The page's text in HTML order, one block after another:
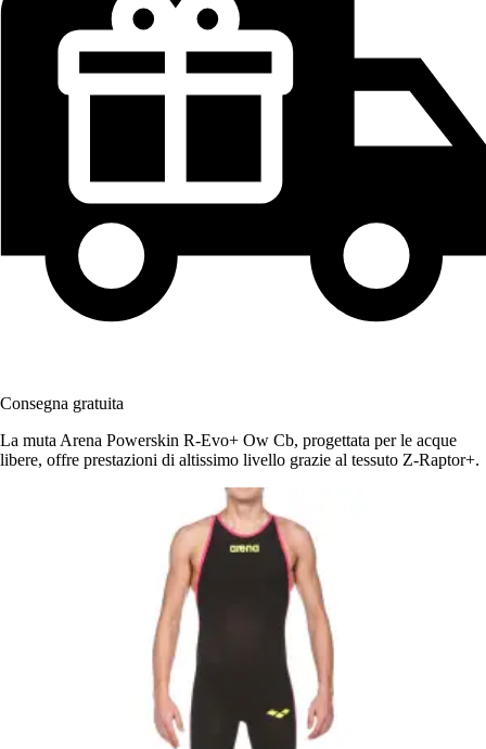
Consegna gratuita
La muta Arena Powerskin R-Evo+ Ow Cb, progettata per le acque
libere, offre prestazioni di altissimo livello grazie al tessuto Z-Raptor+.